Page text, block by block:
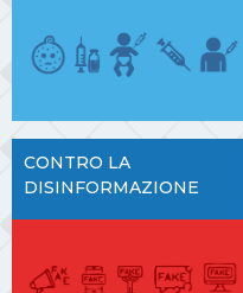
CONTRO LA
DISINFORMAZIONE